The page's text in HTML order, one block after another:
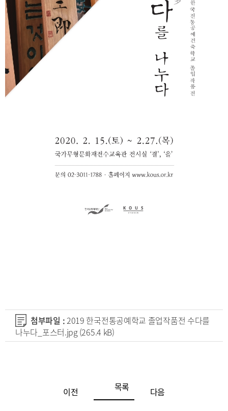
첨부파일 :2019 한국전통공예학교 졸업작품전 수다를
나누다_포스터.jpg(265.4 kB)
이전 목록 다음